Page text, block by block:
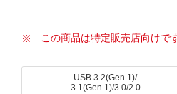
この商品は特定販売店向けで
USB 3.2(Gen 1)/
3.1(Gen 1)/3.0/2.0